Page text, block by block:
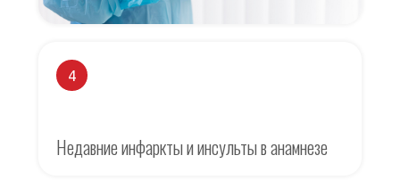
4
Недавние инфаркты и инсульты в анамнезе